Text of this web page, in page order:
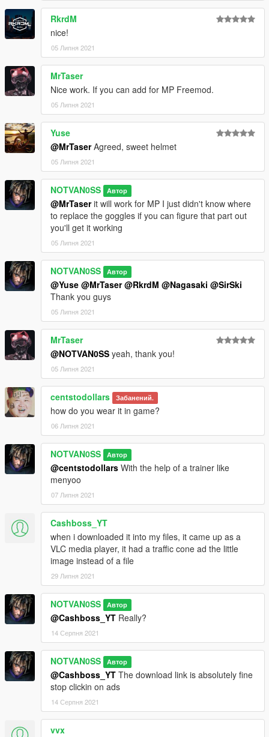
RkrdM
nice!
05 Липня 2021
MrTaser
Nice work. If you can add for MP Freemod.
05 Липня 2021
Yuse
@MrTaserAgreed, sweet helmet
05 Липня 2021
NOTVAN0SS Автор
@MrTaserit will work for MP I just didn't know where
to replace the goggles if you can figure that part out
you'll get it working
05 Липня 2021
NOTVAN0SS Автор
@Yuse @MrTaser @RkrdM @Nagasaki @SirSki
Thank you guys
05 Липня 2021
MrTaser
@NOTVAN0SS yeah, thank you!
05 Липня 2021
centstodollars Забанений.
how do you wear it in game?
06 Липня 2021
NOTVAN0SS Автор
@centstodollars With the help of a trainer like
menyoo
07 Липня 2021
Cashboss_YT
when i downloaded it into my files, it came up as a
VLC media player, it had a traffic cone ad the little
image instead of a file
29 Липня 2021
NOTVAN0SS Автор
@Cashboss_YT Really?
14 Серпня 2021
NOTVAN0SS Автор
@Cashboss_YT The download link is absolutely fine
stop clickin on ads
14 Серпня 2021
vvx